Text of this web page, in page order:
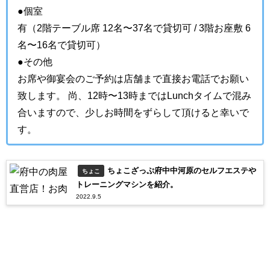
●個室
有（2階テーブル席 12名〜37名で貸切可 / 3階お座敷 6
名〜16名で貸切可）
●その他
お席や御宴会のご予約は店舗まで直接お電話でお願い
致します。 尚、12時〜13時まではLunchタイムで混み
合いますので、少しお時間をずらして頂けると幸いで
す。
ちょこ
ちょこざっぷ府中中河原のセルフエステや
トレーニングマシンを紹介。
2022.9.5